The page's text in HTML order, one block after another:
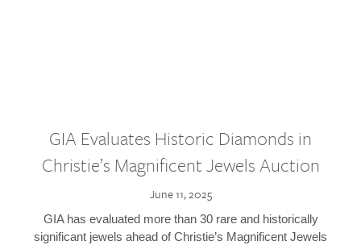
GIA Evaluates Historic Diamonds in
Christie’s Magnificent Jewels Auction
June 11, 2025
GIA has evaluated more than 30 rare and historically
significant jewels ahead of Christie’s Magnificent Jewels